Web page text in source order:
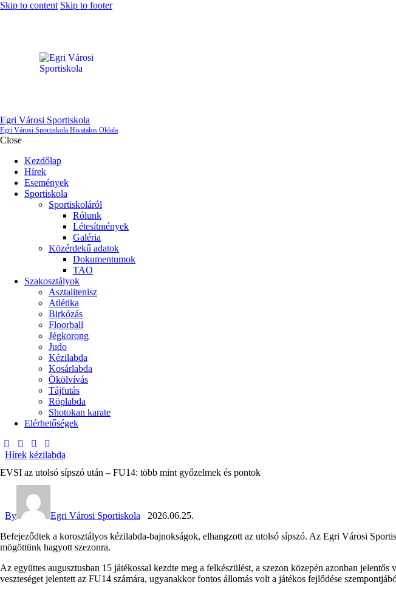
Skip to content Skip to footer
Egri Városi Sportiskola
Egri Városi Sportiskola Hivatalos Oldala
Close
Kezdőlap
Hírek
Események
Sportiskola
Sportiskoláról
Rólunk
Létesítmények
Galéria
Közérdekű adatok
Dokumentumok
TAO
Szakosztályok
Asztalitenisz
Atlétika
Birkózás
Floorball
Jégkorong
Judo
Kézilabda
Kosárlabda
Ökölvívás
Tájfutás
Röplabda
Shotokan karate
Elérhetőségek
Hírek kézilabda
EVSI az utolsó sípszó után – FU14: több mint győzelmek és pontok
By Egri Városi Sportiskola
2026.06.25.
Befejeződtek a korosztályos kézilabda-bajnokságok, elhangzott az utolsó sípszó. Az Egri Városi
mögöttünk hagyott szezonra.
Az együttes augusztusban 15 játékossal kezdte meg a felkészülést, a szezon közepén azonban
veszteséget jelentett az FU14 számára, ugyanakkor fontos állomás volt a játékos fejlődése